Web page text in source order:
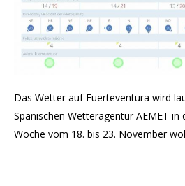
Das Wetter auf Fuerteventura wird
Spanischen Wetteragentur AEMET
Woche vom 18. bis 23. November